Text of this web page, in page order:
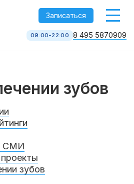
Записаться
09:00-22:00 8 495 5870909
зубов
СМИ
зубов